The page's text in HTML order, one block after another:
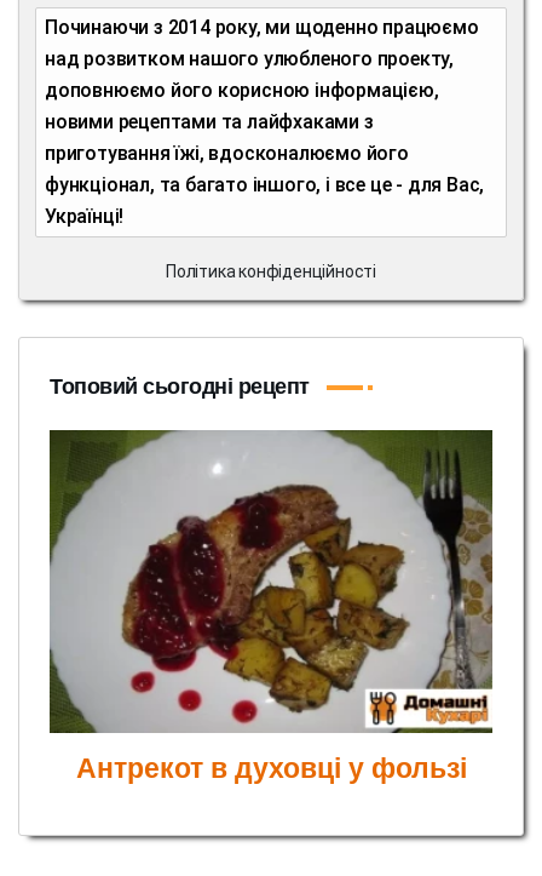
Починаючи з 2014 року, ми щоденно працюємо
над розвитком нашого улюбленого проекту,
доповнюємо його корисною інформацією,
новими рецептами та лайфхаками з
приготування їжі, вдосконалюємо його
функціонал, та багато іншого, і все це - для Вас,
Українці!
Політика конфіденційності
Топовий сьогодні рецепт
Антрекот в духовці у фользі